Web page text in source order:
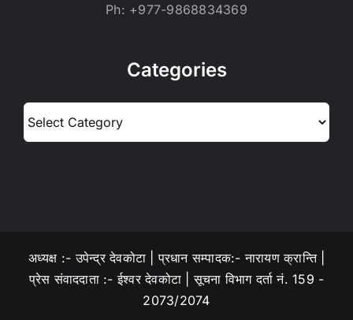
Ph: +977-9868834369
Categories
Categories
अध्यक्ष :- उपेन्द्र देवकोटा | प्रधान सम्पादक:- नारायण क्रान्ति |
प्रेस संवाददाता :- ईश्वर देवकोटा | सूचना विभाग दर्ता नं. 159 -
2073/2074